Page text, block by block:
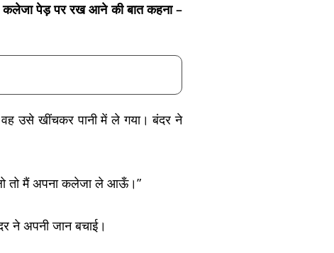
कलेजा पेड़ पर रख आने की बात कहना –
उसे खींचकर पानी में ले गया। बंदर ने
तो मैं अपना कलेजा ले आऊँ।”
ने अपनी जान बचाई।